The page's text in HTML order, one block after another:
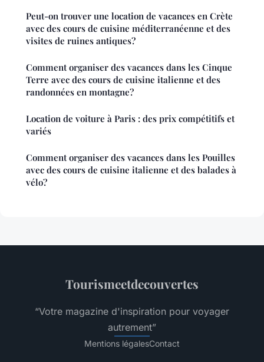
Peut-on trouver une location de vacances en Crète
avec des cours de cuisine méditerranéenne et des
visites de ruines antiques?
Comment organiser des vacances dans les Cinque
Terre avec des cours de cuisine italienne et des
randonnées en montagne?
Location de voiture à Paris : des prix compétitifs et
variés
Comment organiser des vacances dans les Pouilles
avec des cours de cuisine italienne et des balades à
vélo?
Tourismeetdecouvertes
“Votre magazine d'inspiration pour voyager
autrement”
Mentions légalesContact